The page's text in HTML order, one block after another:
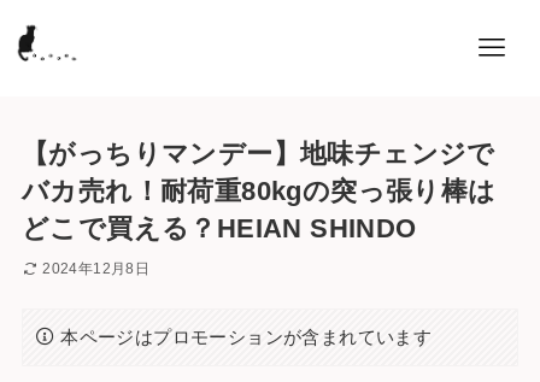
【がっちりマンデー】地味チェンジで
バカ売れ！耐荷重80kgの突っ張り棒は
どこで買える？HEIAN SHINDO
2024年12月8日
本ページはプロモーションが含まれています